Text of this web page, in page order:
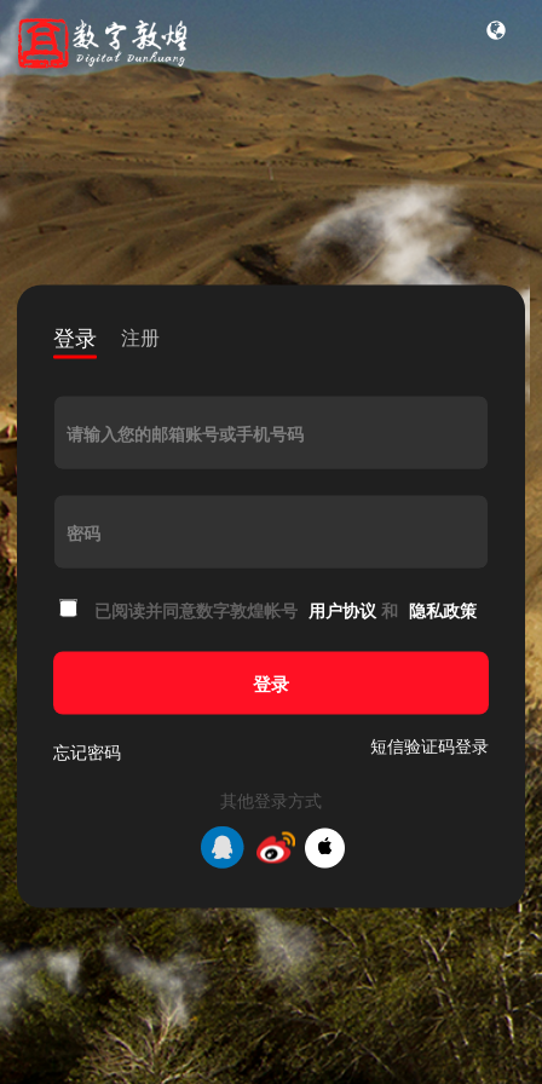
登录 注册
请输入您的邮箱账号或手机号码
密码
已阅读并同意数字敦煌帐号 用户协议 和 隐私政策
登录
忘记密码 短信验证码登录
其他登录方式